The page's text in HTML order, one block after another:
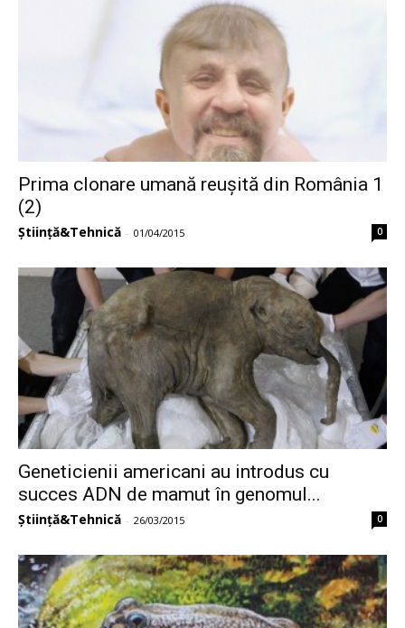
Prima clonare umană reușită din România 1
(2)
Știință&Tehnică - 01/04/2015 0
Geneticienii americani au introdus cu
succes ADN de mamut în genomul...
Știință&Tehnică - 26/03/2015 0